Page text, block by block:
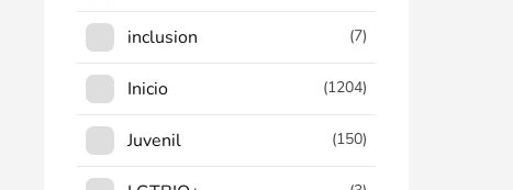
inclusion (7)
Inicio (1204)
Juvenil (150)